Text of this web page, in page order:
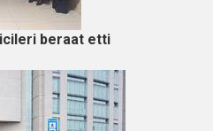
beraat etti